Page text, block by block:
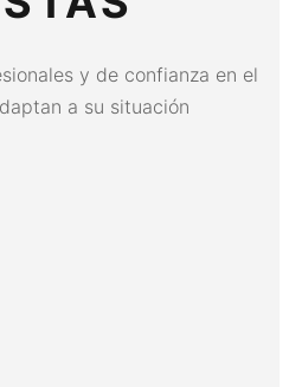
y de confianza en el
a su situación